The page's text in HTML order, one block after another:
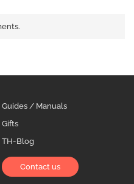
Guides / Manuals
Gifts
TH-Blog
Contact us